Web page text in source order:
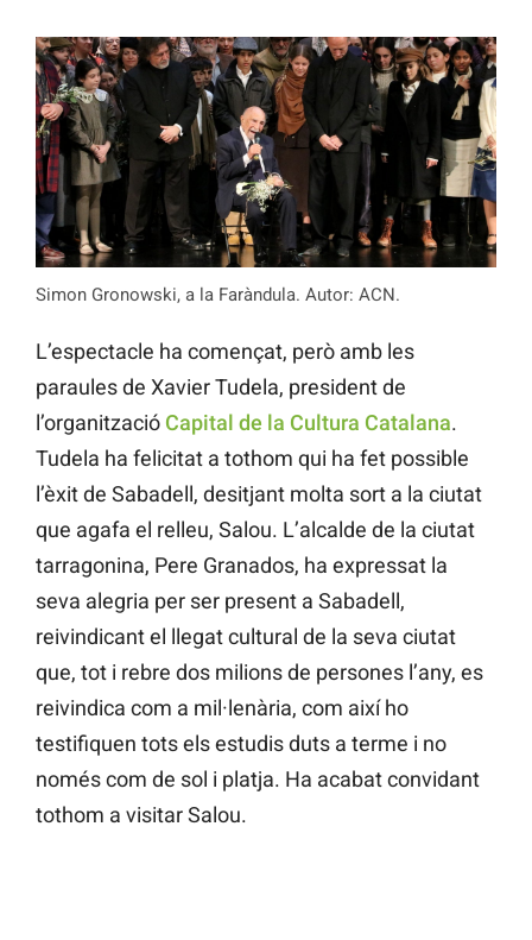
Simon Gronowski, a la Faràndula. Autor: ACN.
L’espectacle ha començat, però amb les
paraules de Xavier Tudela, president de
l’organització Capital de la Cultura Catalana.
Tudela ha felicitat a tothom qui ha fet possible
l’èxit de Sabadell, desitjant molta sort a la ciutat
que agafa el relleu, Salou. L’alcalde de la ciutat
tarragonina, Pere Granados, ha expressat la
seva alegria per ser present a Sabadell,
reivindicant el llegat cultural de la seva ciutat
que, tot i rebre dos milions de persones l’any, es
reivindica com a mil·lenària, com així ho
testifiquen tots els estudis duts a terme i no
només com de sol i platja. Ha acabat convidant
tothom a visitar Salou.